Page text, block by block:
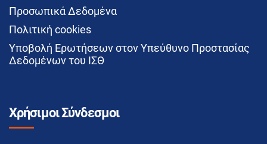
Προσωπικά Δεδομένα
Πολιτική cookies
Υποβολή Ερωτήσεων στον Υπεύθυνο Προστασίας
Δεδομένων του ΙΣΘ
Χρήσιμοι Σύνδεσμοι